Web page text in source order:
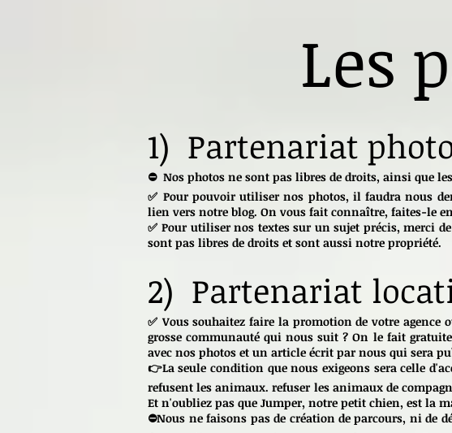
Les
1) Partenariat
⛔ Nos photos ne sont pas libres de droits, ainsi que
✅ Pour pouvoir utiliser nos photos, il faudra nous
lien vers notre blog. On vous fait connaître, faites-le
✅ Pour utiliser nos textes sur un sujet précis, merci
sont pas libres de droits et sont aussi notre propriété.
2) Partenariat
✅ Vous souhaitez faire la promotion de votre
grosse communauté qui nous suit ? On le fait
avec nos photos et un article écrit par nous qui sera
👉La seule condition que nous exigeons sera celle
refusent les animaux. refuser les animaux de
Et n'oubliez pas que Jumper, notre petit chien, est la
⛔Nous ne faisons pas de création de parcours, ni de